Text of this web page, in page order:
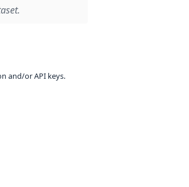
and/or API keys.